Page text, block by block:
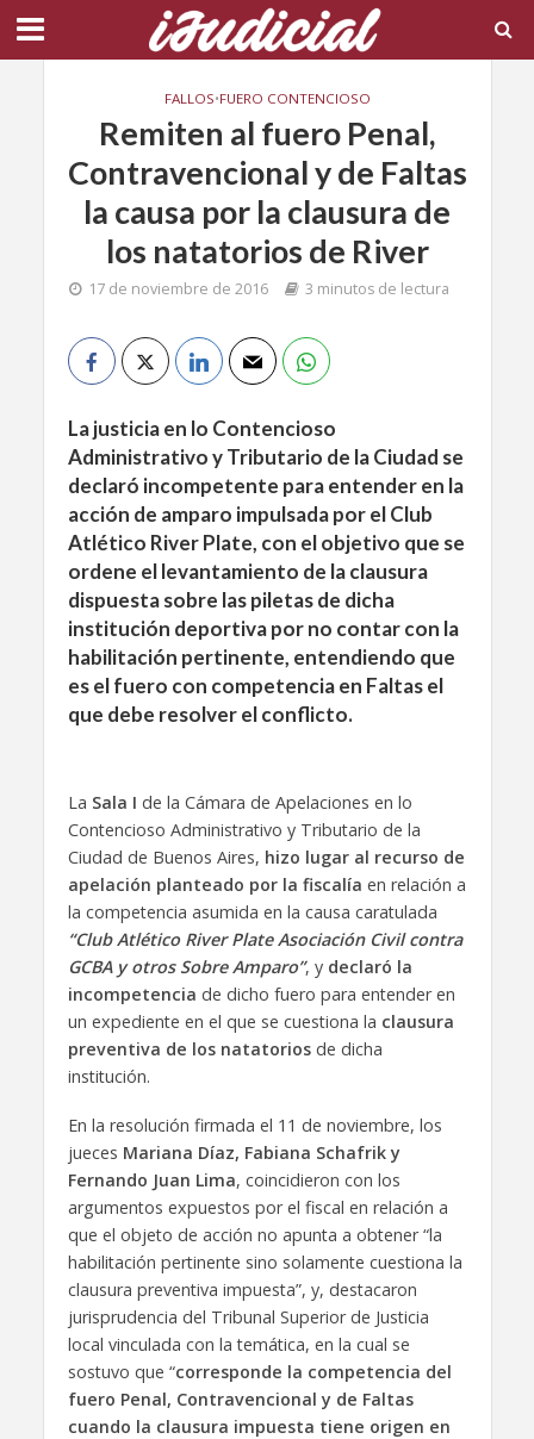
FALLOS•FUERO CONTENCIOSO
Remiten al fuero Penal,
Contravencional y de Faltas
la causa por la clausura de
los natatorios de River
17 de noviembre de 2016 3 minutos de lectura
La justicia en lo Contencioso
Administrativo y Tributario de la Ciudad se
declaró incompetente para entender en la
acción de amparo impulsada por el Club
Atlético River Plate, con el objetivo que se
ordene el levantamiento de la clausura
dispuesta sobre las piletas de dicha
institución deportiva por no contar con la
habilitación pertinente, entendiendo que
es el fuero con competencia en Faltas el
que debe resolver el conflicto.
La Sala I de la Cámara de Apelaciones en lo
Contencioso Administrativo y Tributario de la
Ciudad de Buenos Aires, hizo lugar al recurso de
apelación planteado por la fiscalía en relación a
la competencia asumida en la causa caratulada
“Club Atlético River Plate Asociación Civil contra
GCBA y otros Sobre Amparo”, y declaró la
incompetencia de dicho fuero para entender en
un expediente en el que se cuestiona la clausura
preventiva de los natatoriosde dicha
institución.
En la resolución firmada el 11 de noviembre, los
jueces Mariana Díaz, Fabiana Schafrik y
Fernando Juan Lima, coincidieron con los
argumentos expuestos por el fiscal en relación a
que el objeto de acción no apunta a obtener “la
habilitación pertinente sino solamente cuestiona la
clausura preventiva impuesta”, y, destacaron
jurisprudencia del Tribunal Superior de Justicia
local vinculada con la temática, en la cual se
sostuvo que “corresponde la competencia del
fuero Penal, Contravencional y de Faltas
cuando la clausura impuesta tiene origen en